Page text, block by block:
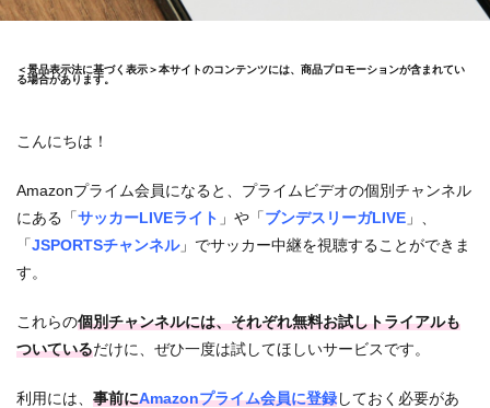
＜景品表示法に基づく表示＞本サイトのコンテンツには、商品プロモーションが含まれてい
る場合があります。
こんにちは！
Amazonプライム会員になると、プライムビデオの個別チャンネル
にある「サッカーLIVEライト 」や「ブンデスリーガLIVE 」、
「JSPORTSチャンネル」でサッカー中継を視聴することができま
す。
これらの個別チャンネルには、それぞれ無料お試しトライアルも
ついているだけに、ぜひ一度は試してほしいサービスです。
利用には、 事前にAmazonプライム会員に登録しておく必要があ